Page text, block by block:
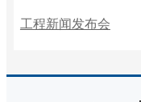
工程新闻发布会